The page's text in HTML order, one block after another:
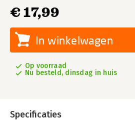
€ 17,99
In winkelwagen
Op voorraad
Nu besteld, dinsdag in huis
Specificaties